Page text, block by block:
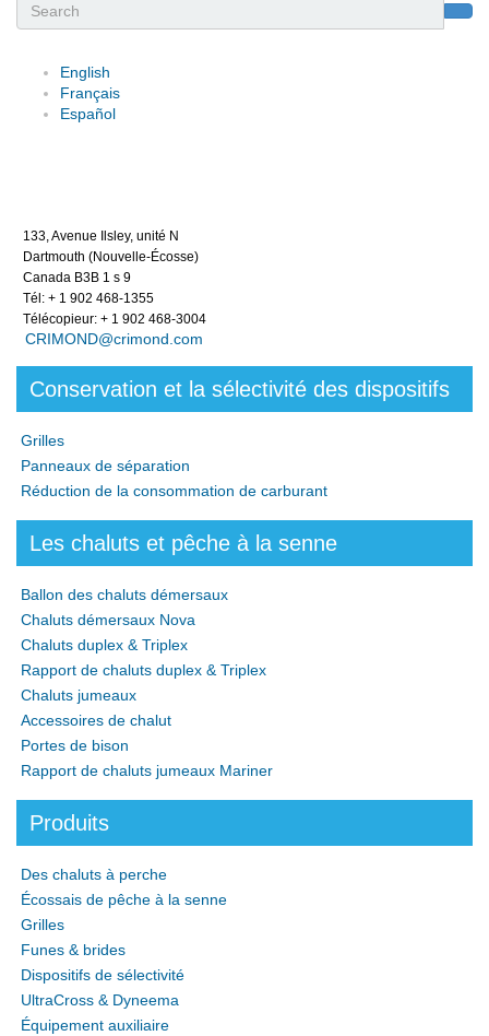
English
Français
Español
133, Avenue Ilsley, unité N
Dartmouth (Nouvelle-Écosse)
Canada B3B 1 s 9
Tél: + 1 902 468-1355
Télécopieur: + 1 902 468-3004
CRIMOND@crimond.com
Conservation et la sélectivité des dispositifs
Grilles
Panneaux de séparation
Réduction de la consommation de carburant
Les chaluts et pêche à la senne
Ballon des chaluts démersaux
Chaluts démersaux Nova
Chaluts duplex & Triplex
Rapport de chaluts duplex & Triplex
Chaluts jumeaux
Accessoires de chalut
Portes de bison
Rapport de chaluts jumeaux Mariner
Produits
Des chaluts à perche
Écossais de pêche à la senne
Grilles
Funes & brides
Dispositifs de sélectivité
UltraCross & Dyneema
Équipement auxiliaire